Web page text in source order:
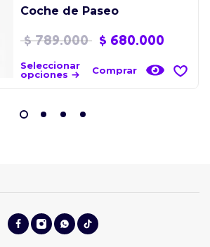
Coche de Paseo
$789.000 $ 680.000
Seleccionar
opciones
Comprar